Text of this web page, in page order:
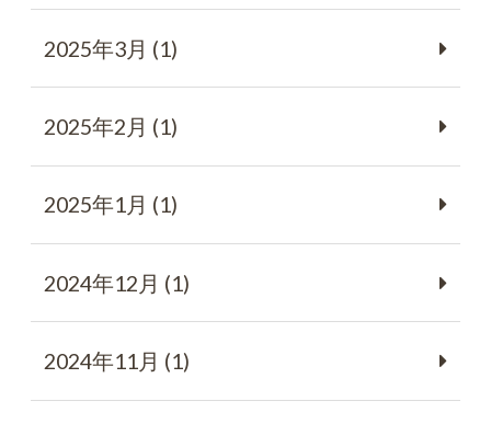
2025年3月 (1)
2025年2月 (1)
2025年1月 (1)
2024年12月 (1)
2024年11月 (1)